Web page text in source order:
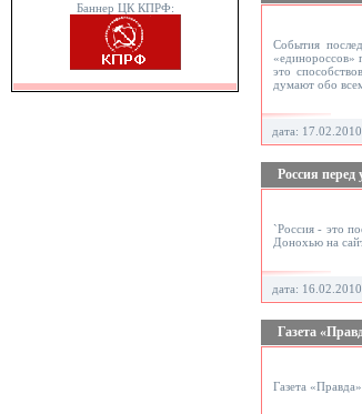
Баннер ЦК КПРФ:
События
«единороссов»
это
думают обо
дата: 17.02.2010
Россия перед
`Россия - это
Донохью на
дата: 16.02.2010
Газета
Газета